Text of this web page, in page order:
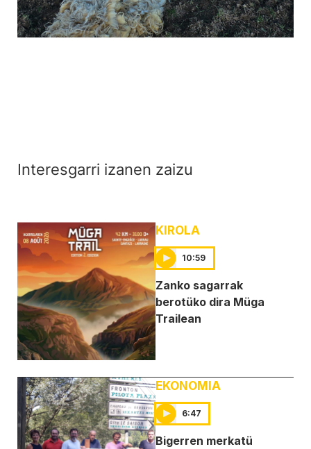
Interesgarri izanen zaizu
KIROLA
10:59
Zanko sagarrak
berotüko dira Müga
Trailean
EKONOMIA
6:47
Bigerren merkatü